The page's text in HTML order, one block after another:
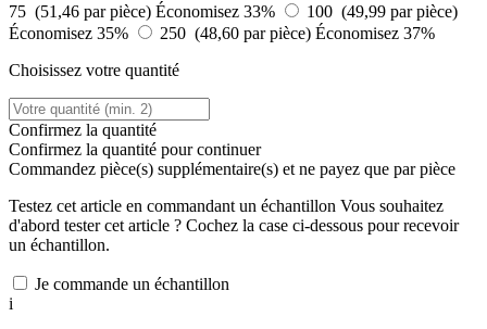
75 (51,46 par pièce) Économisez 33%
100 (49,99 par pièce)
Économisez 35%
250 (48,60 par pièce) Économisez 37%
Choisissez votre quantité
Confirmez la quantité
Confirmez la quantité pour continuer
Commandez pièce(s) supplémentaire(s) et ne payez que par pièce
Testez cet article en commandant un échantillon Vous souhaitez
d'abord tester cet article ? Cochez la case ci-dessous pour recevoir
un échantillon.
Je commande un échantillon
i